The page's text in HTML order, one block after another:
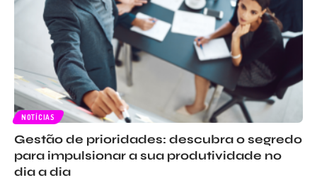
NOTÍCIAS
Gestão de prioridades: descubra o segredo
para impulsionar a sua produtividade no
dia a dia